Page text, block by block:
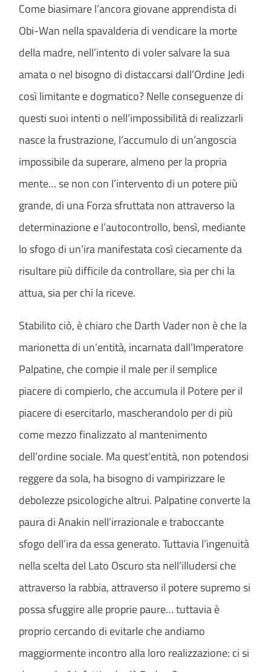
Come biasimare l’ancora giovane apprendista di
Obi-Wan nella spavalderia di vendicare la morte
della madre, nell’intento di voler salvare la sua
amata o nel bisogno di distaccarsi dall’Ordine Jedi
così limitante e dogmatico? Nelle conseguenze di
questi suoi intenti o nell’impossibilità di realizzarli
nasce la frustrazione, l’accumulo di un’angoscia
impossibile da superare, almeno per la propria
mente… se non con l’intervento di un potere più
grande, di una Forza sfruttata non attraverso la
determinazione e l’autocontrollo, bensì, mediante
lo sfogo di un’ira manifestata così ciecamente da
risultare più difficile da controllare, sia per chi la
attua, sia per chi la riceve.
Stabilito ciò, è chiaro che Darth Vader non è che la
marionetta di un’entità, incarnata dall’Imperatore
Palpatine, che compie il male per il semplice
piacere di compierlo, che accumula il Potere per il
piacere di esercitarlo, mascherandolo per di più
come mezzo finalizzato al mantenimento
dell’ordine sociale. Ma quest’entità, non potendosi
reggere da sola, ha bisogno di vampirizzare le
debolezze psicologiche altrui. Palpatine converte la
paura di Anakin nell’irrazionale e traboccante
sfogo dell’ira da essa generato. Tuttavia l’ingenuità
nella scelta del Lato Oscuro sta nell’illudersi che
attraverso la rabbia, attraverso il potere supremo si
possa sfuggire alle proprie paure… tuttavia è
proprio cercando di evitarle che andiamo
maggiormente incontro alla loro realizzazione: ci si